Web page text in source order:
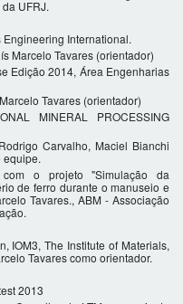
UFRJ.
International.
Marcelo Tavares (orientador)
Edição 2014, Área Engenharias
Tavares (orientador)
MINERAL PROCESSING
Carvalho, Maciel Bianchi
equipe.
o projeto "Simulação da
de ferro durante o manuseio e
Tavares., ABM - Associação
IOM3, The Institute of Materials,
Tavares como orientador.
2013